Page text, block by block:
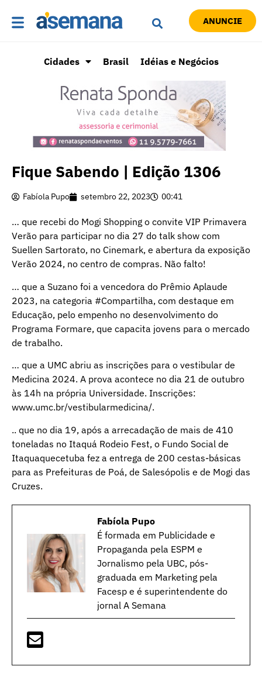
ANUNCIE
Cidades Brasil Idéias e Negócios
Fique Sabendo | Edição 1306
Fabíola Pupo setembro 22, 2023 00:41
… que recebi do Mogi Shopping o convite VIP Primavera
Verão para participar no dia 27 do talk show com
Suellen Sartorato, no Cinemark, e abertura da exposição
Verão 2024, no centro de compras. Não falto!
… que a Suzano foi a vencedora do Prêmio Aplaude
2023, na categoria #Compartilha, com destaque em
Educação, pelo empenho no desenvolvimento do
Programa Formare, que capacita jovens para o mercado
de trabalho.
… que a UMC abriu as inscrições para o vestibular de
Medicina 2024. A prova acontece no dia 21 de outubro
às 14h na própria Universidade. Inscrições:
www.umc.br/vestibularmedicina/.
.. que no dia 19, após a arrecadação de mais de 410
toneladas no Itaquá Rodeio Fest, o Fundo Social de
Itaquaquecetuba fez a entrega de 200 cestas-básicas
para as Prefeituras de Poá, de Salesópolis e de Mogi das
Cruzes.
Fabíola Pupo
É formada em Publicidade e
Propaganda pela ESPM e
Jornalismo pela UBC, pós-
graduada em Marketing pela
Facesp e é superintendente do
jornal A Semana